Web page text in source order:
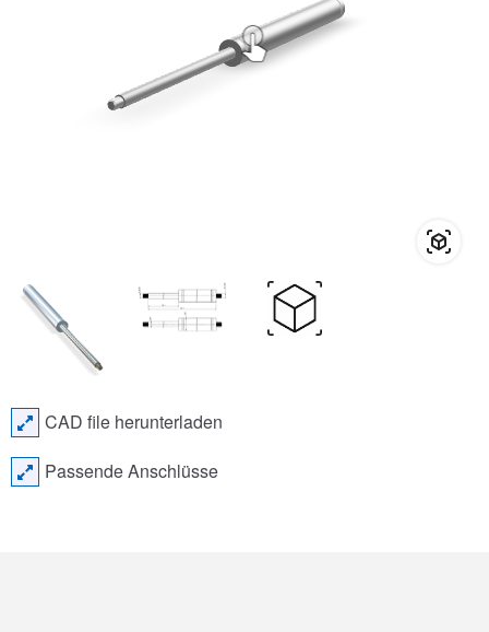
CAD file herunterladen
Passende Anschlüsse